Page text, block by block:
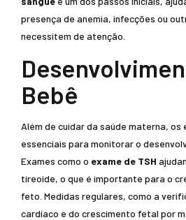
presença de anemia, infecções ou
necessitem de atenção.
Bebê
Além de cuidar da saúde materna, os
essenciais para monitorar o
Exames como o exame de TSH
tireoide, o que é importante para o
feto. Medidas regulares, como a
cardíaco e do crescimento fetal por